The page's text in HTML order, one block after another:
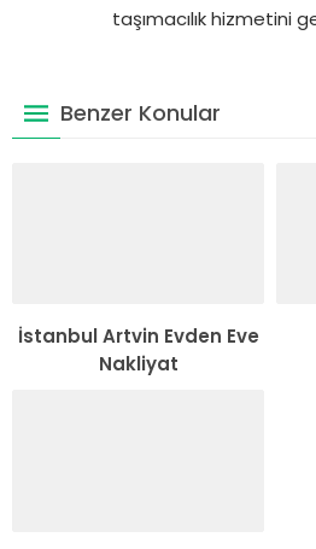
taşımacılık hizmetini
Benzer Konular
İstanbul Artvin Evden Eve
Nakliyat